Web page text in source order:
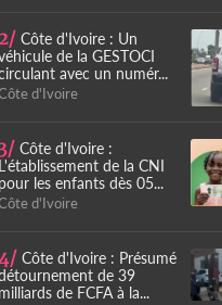
2/ Côte d'Ivoire : Un
de la GESTOCI
avec un numér...
d'Ivoire
Côte d'Ivoire :
L'établissement de la CNI
pour les enfants dès 05...
d'Ivoire
Côte d'Ivoire : Présumé
de 39
milliards de FCFA à la...